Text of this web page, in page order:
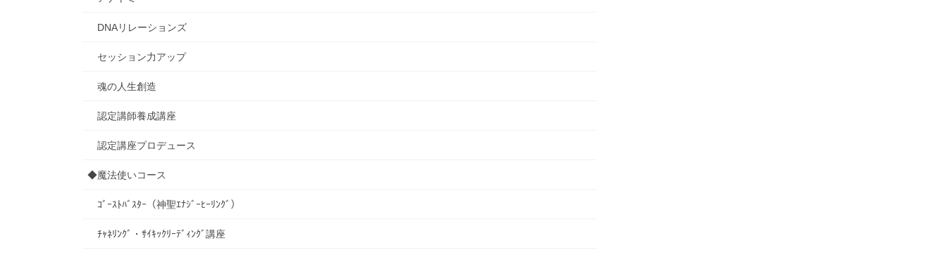
DNAリレーションズ
セッション力アップ
魂の人生創造
認定講師養成講座
認定講座プロデュース
◆魔法使いコース
ｺﾞｰｽﾄﾊﾞｽﾀｰ（神聖ｴﾅｼﾞｰﾋｰﾘﾝｸﾞ）
ﾁｬﾈﾘﾝｸﾞ・ｻｲｷｯｸﾘｰﾃﾞｨﾝｸﾞ講座